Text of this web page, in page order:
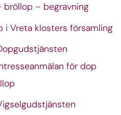
bröllop – begravning
i Vreta klosters församling
för dop